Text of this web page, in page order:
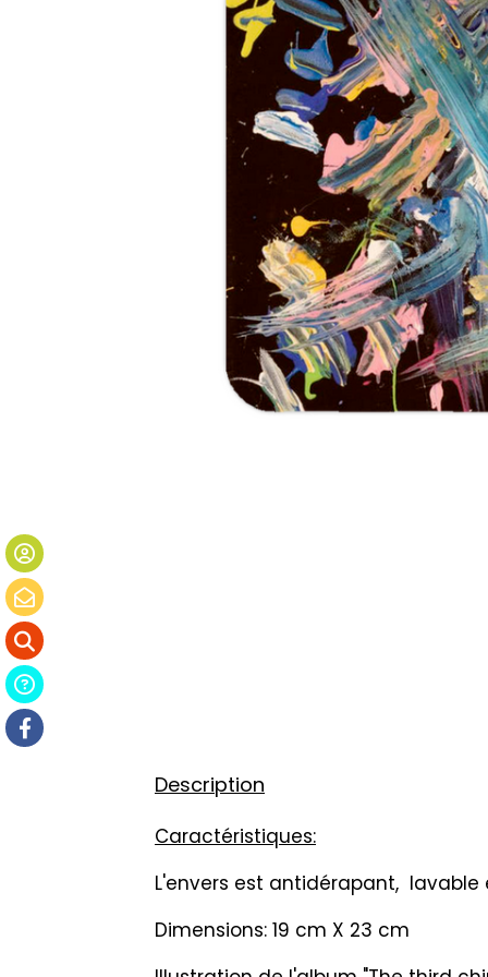
Description
Caractéristiques:
L'envers est antidérapant, lavable
Dimensions: 19 cm X 23 cm